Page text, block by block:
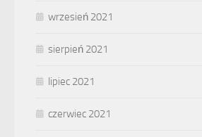
wrzesień 2021
sierpień 2021
lipiec 2021
czerwiec 2021